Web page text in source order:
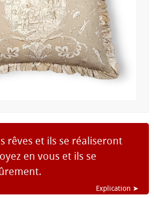
rêves et ils se réaliseront
en vous et ils se
Explication ➤